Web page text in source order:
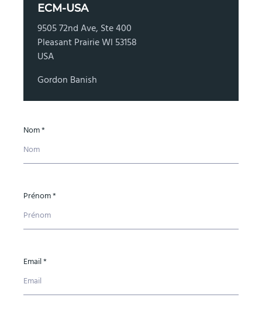
ECM-USA
9505 72nd Ave, Ste 400
Pleasant Prairie WI 53158
USA
Gordon Banish
Nom *
Prénom *
Email *